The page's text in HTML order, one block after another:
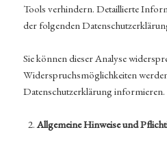
Tools verhindern. Detaillierte
der folgenden
Sie können dieser Analyse
Widerspruchsmöglichkeiten
Datenschutzerklärung informieren.
Allgemeine Hinweise und